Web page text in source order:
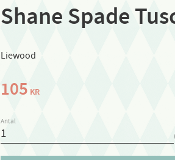
Shane Spade
Liewood
105 KR
Antal